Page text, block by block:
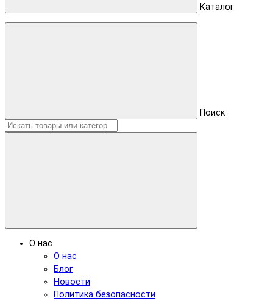
Каталог
Поиск
О нас
О нас
Блог
Новости
Политика безопасности